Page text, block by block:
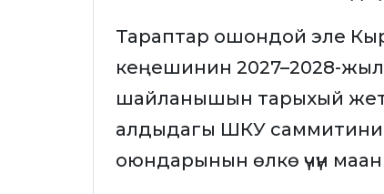
Тараптар ошондой эле
кеңешинин 2027–2028-
шайланышын тарыхый
алдыдагы ШКУ
оюндарынын өлкө үчүн